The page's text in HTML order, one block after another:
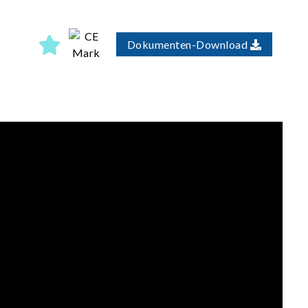
Dokumenten-Download